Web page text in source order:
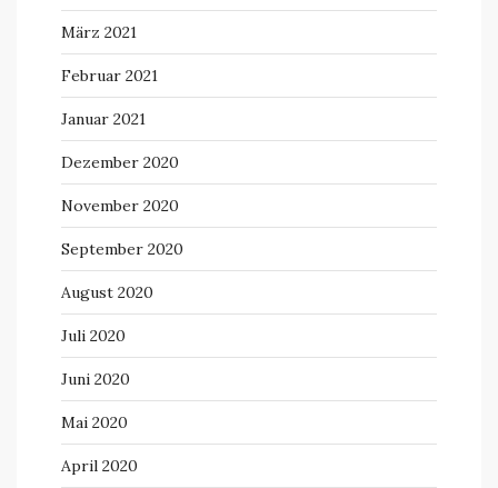
März 2021
Februar 2021
Januar 2021
Dezember 2020
November 2020
September 2020
August 2020
Juli 2020
Juni 2020
Mai 2020
April 2020